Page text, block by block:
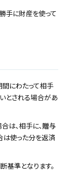
手に財産を使って
にわたって相手
とされる場合があ
は、相手に、贈与
は使った分を返済
基準となります。